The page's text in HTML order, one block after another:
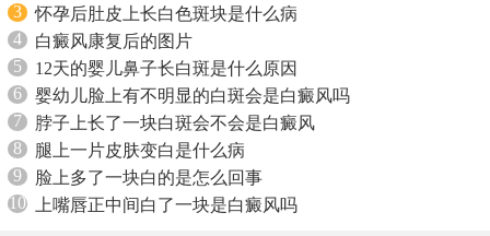
3
怀孕后肚皮上长白色斑块是什么病
4
白癜风康复后的图片
5
12天的婴儿鼻子长白斑是什么原因
6
婴幼儿脸上有不明显的白斑会是白癜风吗
7
脖子上长了一块白斑会不会是白癜风
8
腿上一片皮肤变白是什么病
9
脸上多了一块白的是怎么回事
10
上嘴唇正中间白了一块是白癜风吗